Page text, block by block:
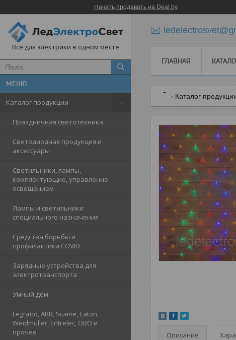
Начать продавать на Deal.by
Всё для электрики в одном месте
Каталог продукции
Праздничная светотехника
Светодиодная продукция и
аксессуары
Светильники, лампы,
комплектующие, управление
освещением
Лампы и светильники
специального назначения
Средства борьбы и
профилактики COVID
Зарядные устройства для
электротранспорта
Умный дом
Legrand, ABB, Scame, Eaton,
Weidmuller, Entrelec, OBO и
прочее
ГЛАВНАЯ
Каталог
Описание